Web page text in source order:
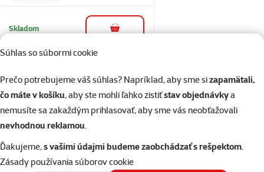
Súhlas so súbormi cookie
Prečo potrebujeme váš súhlas? Napríklad, aby sme sizapamätali,
čo máte v košíku, aby ste mohli ľahko zistiťstav objednávkya
nemusíte sa zakaždým prihlasovať, aby sme vás neobťažovali
nevhodnou reklamou.
Ďakujeme,s vašimi údajmi budeme zaobchádzať s rešpektom.
Zásady používania súborov cookie
Skladom do košíka
APETIT Grit vtáčí
500g
Hodnotenie 0%
Pôvodná cena
2,29 €
Cena
👍 TOP
cena